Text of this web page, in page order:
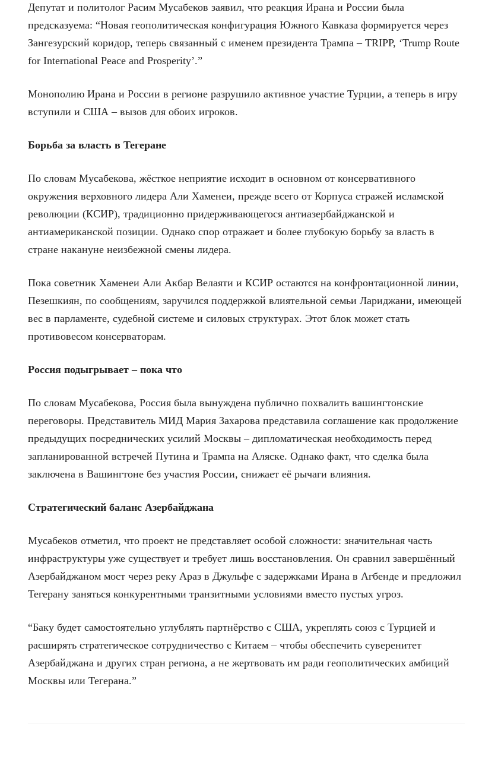
Депутат и политолог Расим Мусабеков заявил, что реакция Ирана и России была
предсказуема: “Новая геополитическая конфигурация Южного Кавказа формируется через
Зангезурский коридор, теперь связанный с именем президента Трампа – TRIPP, ‘Trump Route
for International Peace and Prosperity’.”
Монополию Ирана и России в регионе разрушило активное участие Турции, а теперь в игру
вступили и США – вызов для обоих игроков.
Борьба за власть в Тегеране
По словам Мусабекова, жёсткое неприятие исходит в основном от консервативного
окружения верховного лидера Али Хаменеи, прежде всего от Корпуса стражей исламской
революции (КСИР), традиционно придерживающегося антиазербайджанской и
антиамериканской позиции. Однако спор отражает и более глубокую борьбу за власть в
стране накануне неизбежной смены лидера.
Пока советник Хаменеи Али Акбар Велаяти и КСИР остаются на конфронтационной линии,
Пезешкиян, по сообщениям, заручился поддержкой влиятельной семьи Лариджани, имеющей
вес в парламенте, судебной системе и силовых структурах. Этот блок может стать
противовесом консерваторам.
Россия подыгрывает – пока что
По словам Мусабекова, Россия была вынуждена публично похвалить вашингтонские
переговоры. Представитель МИД Мария Захарова представила соглашение как продолжение
предыдущих посреднических усилий Москвы – дипломатическая необходимость перед
запланированной встречей Путина и Трампа на Аляске. Однако факт, что сделка была
заключена в Вашингтоне без участия России, снижает её рычаги влияния.
Стратегический баланс Азербайджана
Мусабеков отметил, что проект не представляет особой сложности: значительная часть
инфраструктуры уже существует и требует лишь восстановления. Он сравнил завершённый
Азербайджаном мост через реку Араз в Джульфе с задержками Ирана в Агбенде и предложил
Тегерану заняться конкурентными транзитными условиями вместо пустых угроз.
“Баку будет самостоятельно углублять партнёрство с США, укреплять союз с Турцией и
расширять стратегическое сотрудничество с Китаем – чтобы обеспечить суверенитет
Азербайджана и других стран региона, а не жертвовать им ради геополитических амбиций
Москвы или Тегерана.”